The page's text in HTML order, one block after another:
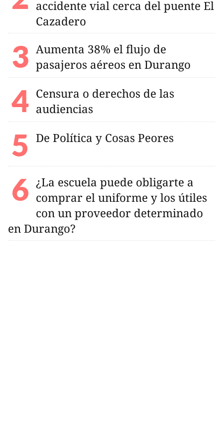
accidente vial cerca del puente El
Cazadero
Aumenta 38% el flujo de
pasajeros aéreos en Durango
Censura o derechos de las
audiencias
De Política y Cosas Peores
¿La escuela puede obligarte a
comprar el uniforme y los útiles
con un proveedor determinado
en Durango?